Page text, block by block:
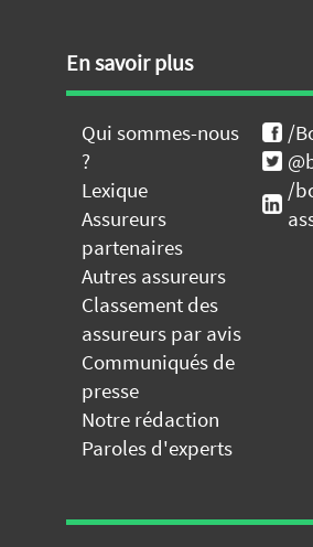
En savoir plus
Qui sommes-nous
?
Lexique
Assureurs
partenaires
Autres assureurs
Classement des
assureurs par avis
Communiqués de
presse
Notre rédaction
Paroles d'experts
/
/